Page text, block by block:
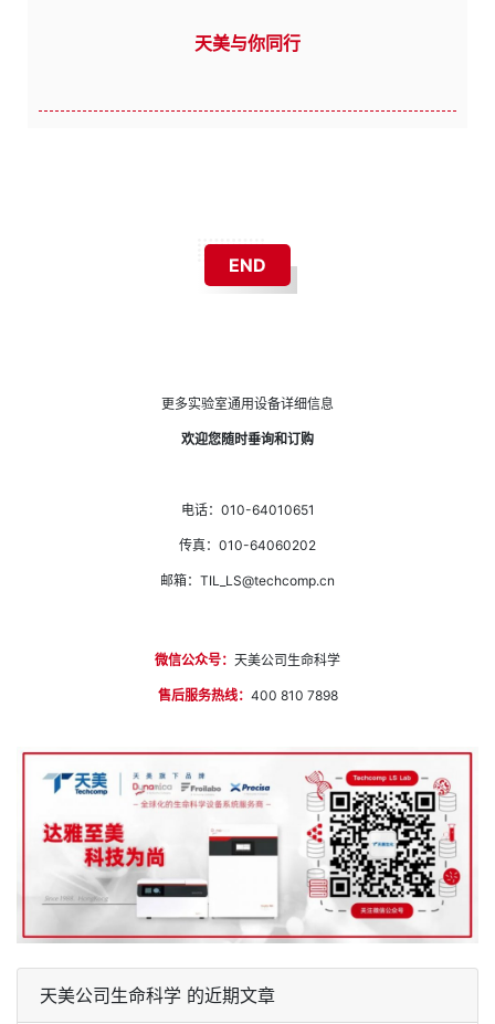
天美与你同行
END
更多实验室通用设备详细信息
欢迎您随时垂询和订购
电话：010-64010651
传真：010-64060202
邮箱：TIL_LS@techcomp.cn
微信公众号： 天美公司生命科学
售后服务热线： 400 810 7898
天美公司生命科学 的近期文章